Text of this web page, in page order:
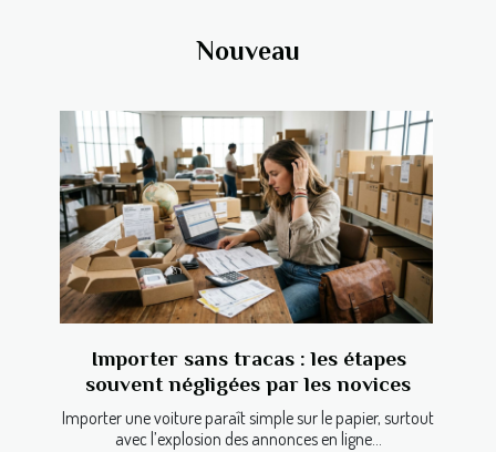
Nouveau
Importer sans tracas : les étapes
souvent négligées par les novices
Importer une voiture paraît simple sur le papier, surtout
avec l’explosion des annonces en ligne...